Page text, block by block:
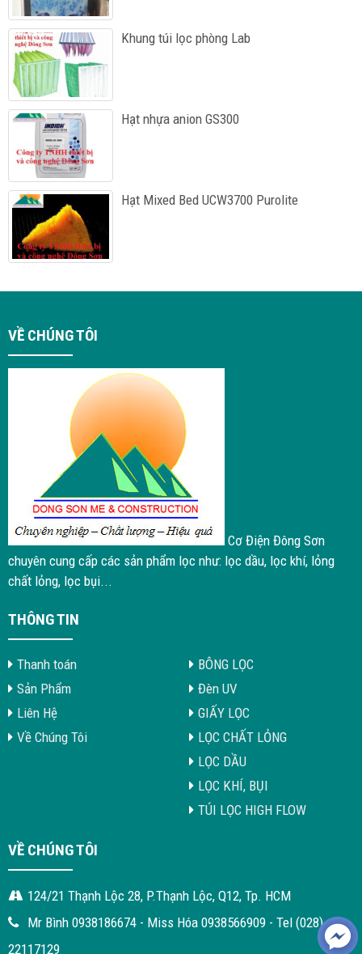
Khung túi lọc phòng Lab
Hạt nhựa anion GS300
Hạt Mixed Bed UCW3700 Purolite
VỀ CHÚNG TÔI
Cơ Điện Đông Sơn
chuyên cung cấp các sản phẩm lọc như: lọc dầu, lọc khí, lỏng
chất lỏng, lọc bụi...
THÔNG TIN
Thanh toán
Sản Phẩm
Liên Hệ
Về Chúng Tôi
BÔNG LỌC
Đèn UV
GIẤY LỌC
LỌC CHẤT LỎNG
LỌC DẦU
LỌC KHÍ, BỤI
TÚI LỌC HIGH FLOW
VỀ CHÚNG TÔI
124/21 Thạnh Lộc 28, P.Thạnh Lộc, Q12, Tp. HCM
Mr Bình 0938186674 - Miss Hóa 0938566909 - Tel (028)
22117129